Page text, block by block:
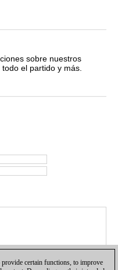
sobre nuestros
el partido y más.
provide certain functions, to improve